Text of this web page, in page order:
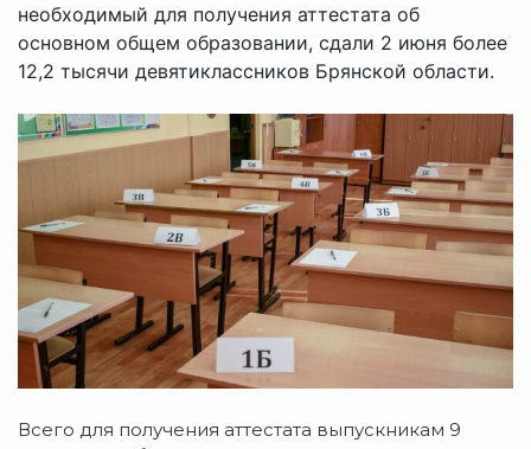
необходимый для получения аттестата об
основном общем образовании, сдали 2 июня более
12,2 тысячи девятиклассников Брянской области.
Всего для получения аттестата выпускникам 9